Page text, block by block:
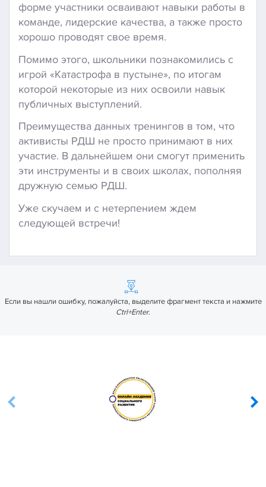
форме участники осваивают навыки работы в
команде, лидерские качества, а также просто
хорошо проводят свое время.
Помимо этого, школьники познакомились с
игрой «Катастрофа в пустыне», по итогам
которой некоторые из них освоили навык
публичных выступлений.
Преимущества данных тренингов в том, что
активисты РДШ не просто принимают в них
участие. В дальнейшем они смогут применить
эти инструменты и в своих школах, пополняя
дружную семью РДШ.
Уже скучаем и с нетерпением ждем
следующей встречи!
Если вы нашли ошибку, пожалуйста, выделите фрагмент текста и нажмите
Ctrl+Enter.